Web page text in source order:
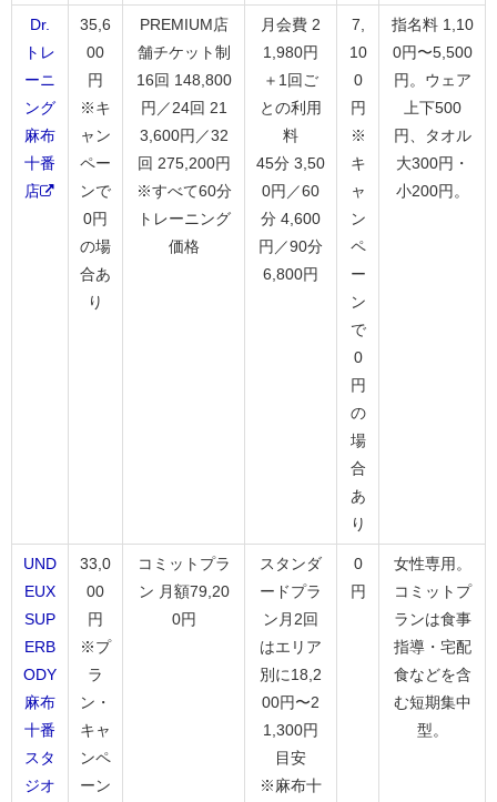
Dr.
トレ
ーニ
ング
麻布
十番
店
35,6
00
円
※キ
ャン
ペー
ンで
0円
の場
合あ
り
PREMIUM店
舗チケット制
16回 148,800
円／24回 21
3,600円／32
回 275,200円
※すべて60分
トレーニング
価格
月会費 2
1,980円
＋1回ご
との利用
料
45分 3,50
0円／60
分 4,600
円／90分
6,800円
7,
10
0
円
※
キ
ャ
ン
ペ
ー
ン
で
0
円
の
場
合
あ
り
指名料 1,10
0円〜5,500
円。ウェア
上下500
円、タオル
大300円・
小200円。
UND
EUX
SUP
ERB
ODY
麻布
十番
スタ
ジオ
33,0
00
円
※プ
ラ
ン・
キャ
ンペ
ーン
コミットプラ
ン 月額79,20
0円
スタンダ
ードプラ
ン月2回
はエリア
別に18,2
00円〜2
1,300円
目安
※麻布十
0
円
女性専用。
コミットプ
ランは食事
指導・宅配
食などを含
む短期集中
型。